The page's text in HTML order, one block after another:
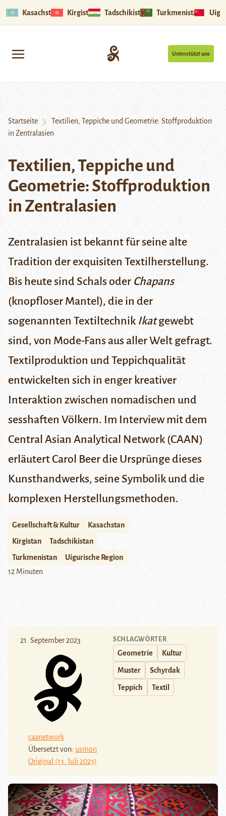
Kasachstan Kirgistan Tadschikistan Turkmenistan
Unterstützt uns
Startseite
Textilien, Teppiche und Geometrie: Stoffproduktion
in Zentralasien
Textilien, Teppiche und
Geometrie: Stoffproduktion
in Zentralasien
Zentralasien ist bekannt für seine alte
Tradition der exquisiten Textilherstellung.
Bis heute sind Schals oder Chapans
(knopfloser Mantel), die in der
sogenannten Textiltechnik Ikatgewebt
sind, von Mode-Fans aus aller Welt gefragt.
Textilproduktion und Teppichqualität
entwickelten sich in enger kreativer
Interaktion zwischen nomadischen und
sesshaften Völkern. Im Interview mit dem
Central Asian Analytical Network (CAAN)
erläutert Carol Beer die Ursprünge dieses
Kunsthandwerks, seine Symbolik und die
komplexen Herstellungsmethoden.
Gesellschaft & Kultur
Kasachstan
Kirgistan
Tadschikistan
Turkmenistan
Uigurische Region
12 Minuten
21. September 2023
caanetwork
Übersetzt von: usmon
Original (13. Juli 2023)
SCHLAGWÖRTER
Geometrie Kultur
Muster Schyrdak
Teppich Textil